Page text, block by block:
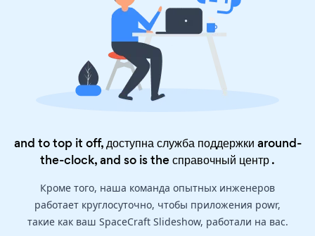
and to top it off, доступна служба поддержки around-
the-clock, and so is theсправочный центр.
Кроме того, наша команда опытных инженеров
работает круглосуточно, чтобы приложения powr,
такие как ваш SpaceCraft Slideshow, работали на вас.